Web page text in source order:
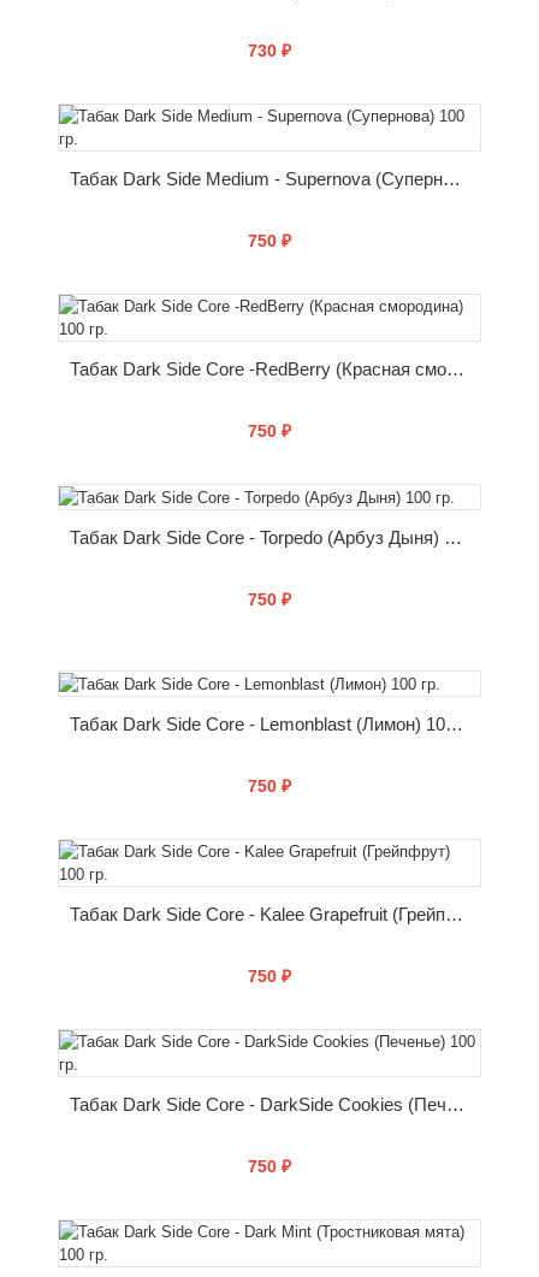
730 ₽
КУПИТЬ
Табак Dark Side Medium - Supernova (Супернова) 100 гр.
750 ₽
КУПИТЬ
Табак Dark Side Core -RedBerry (Красная смородина) 100 гр.
750 ₽
КУПИТЬ
Табак Dark Side Core - Torpedo (Арбуз Дыня) 100 гр.
750 ₽
КУПИТЬ
Табак Dark Side Core - Lemonblast (Лимон) 100 гр.
750 ₽
КУПИТЬ
Табак Dark Side Core - Kalee Grapefruit (Грейпфрут) 100 гр.
750 ₽
КУПИТЬ
Табак Dark Side Core - DarkSide Cookies (Печенье) 100 гр.
750 ₽
КУПИТЬ